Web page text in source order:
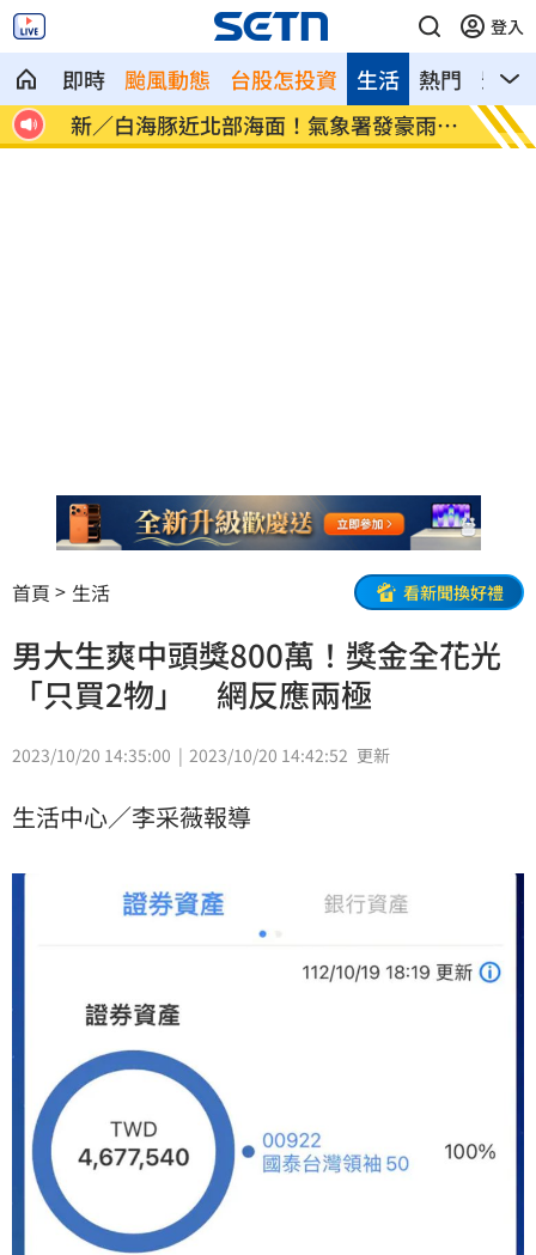
登入
即時 颱風動態 台股怎投資 熱門 影音
生活
台
新／白海豚近北部海面！氣象署發豪雨特
報
南電
首頁 生活 看新聞換好禮
男大生爽中頭獎800萬！獎金全花光
「只買2物」 網反應兩極
2023/10/20 14:35:00 2023/10/20 14:42:52 更新
生活中心／李采薇報導